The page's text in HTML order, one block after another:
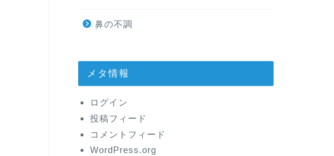
鼻の不調
メタ情報
ログイン
投稿フィード
コメントフィード
WordPress.org